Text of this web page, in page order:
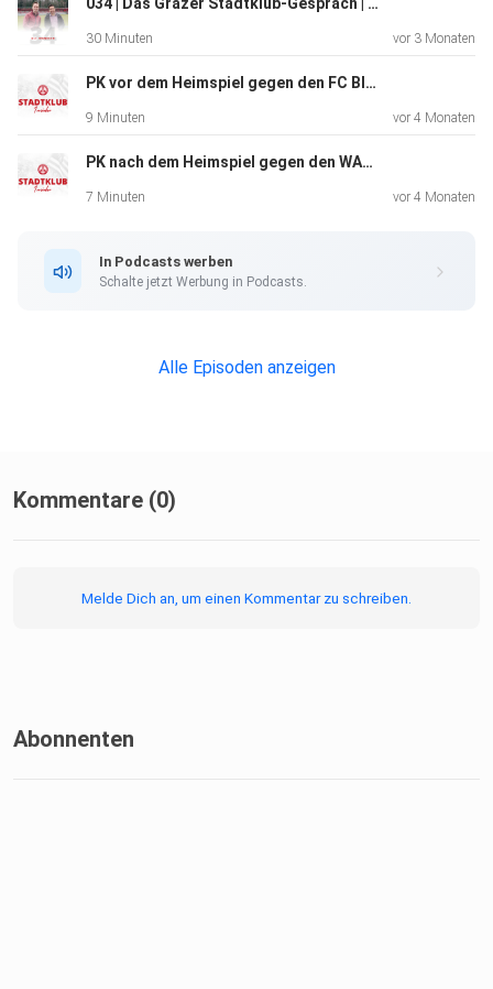
30 Minuten vor 3 Monaten
PK vor dem Heimspiel gegen den FC Blau Weiss Linz | 25. Runde ADMIRAL Bundesliga
9 Minuten vor 4 Monaten
PK nach dem Heimspiel gegen den WAC | 23. Runde ADMIRAL Bundesliga
7 Minuten vor 4 Monaten
In Podcasts werben
Schalte jetzt Werbung in Podcasts.
Alle Episoden anzeigen
Kommentare (0)
Melde Dich an, um einen Kommentar zu schreiben.
Abonnenten